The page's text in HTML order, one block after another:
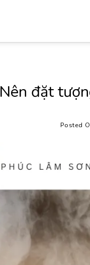
Nên đặt
Posted